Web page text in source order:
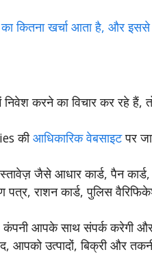
कितना खर्चा आता है, और
निवेश करने का विचार कर रहे हैं,
कीआधिकारिक वेबसाइटपर
जैसे आधार कार्ड, पैन कार्ड,
पत्र, राशन कार्ड, पुलिस
कंपनी आपके साथ संपर्क करेगी और
आपको उत्पादों, बिक्री और